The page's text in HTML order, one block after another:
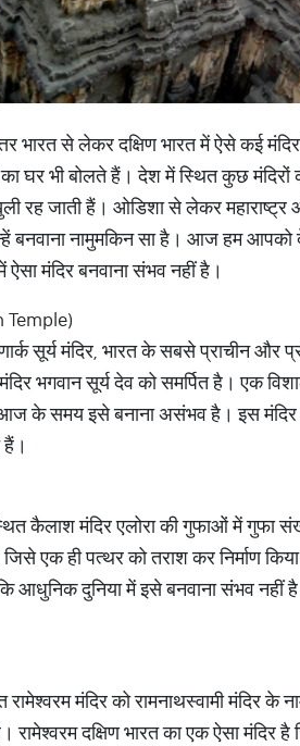
भारत से लेकर दक्षिण भारत में ऐसे कई
घर भी बोलते हैं। देश में स्थित कुछ
रह जाती हैं। ओडिशा से लेकर
बनवाना नामुमकिन सा है। आज हम
मंदिर बनवाना संभव नहीं है।
Temple)
सूर्य मंदिर, भारत के सबसे प्राचीन और
भगवान सूर्य देव को समर्पित है। एक
के समय इसे बनाना असंभव है। इस मंदिर
हैं।
कैलाश मंदिर एलोरा की गुफाओं में गुफा
जिसे एक ही पत्थर को तराश कर निर्माण
आधुनिक दुनिया में इसे बनवाना संभव नहीं
मंदिर को रामनाथस्वामी मंदिर
रामेश्वरम दक्षिण भारत का एक ऐसा